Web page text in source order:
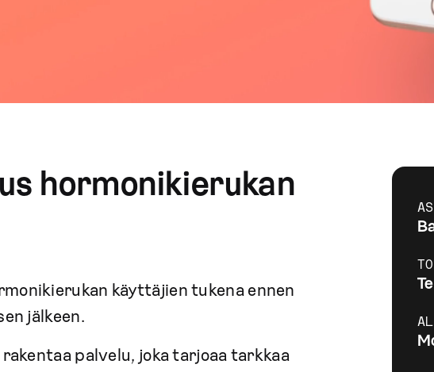
hormonikierukan
käyttäjien tukena ennen
jälkeen.
palvelu, joka tarjoaa tarkkaa